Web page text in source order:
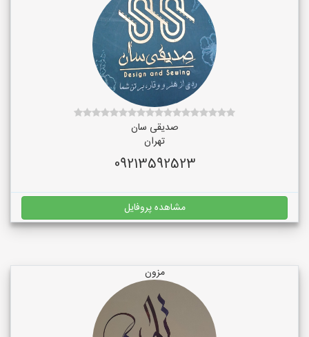
صدیقی سان
تهران
09213592523
مشاهده پروفایل
مزون